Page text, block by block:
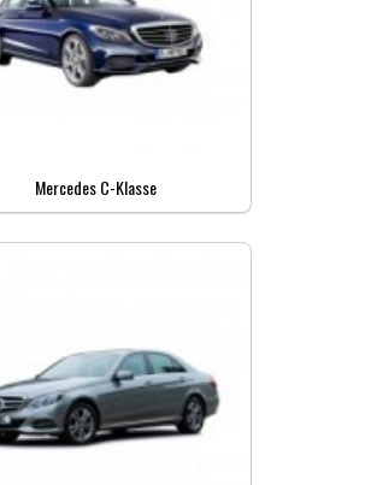
Mercedes C-Klasse